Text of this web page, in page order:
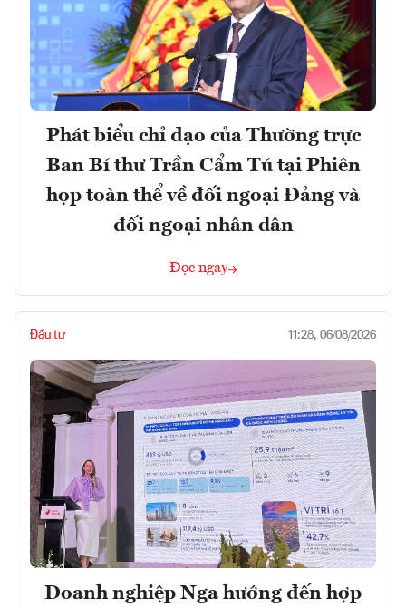
Phát biểu chỉ đạo của Thường trực
Ban Bí thư Trần Cẩm Tú tại Phiên
họp toàn thể về đối ngoại Đảng và
đối ngoại nhân dân
Đọc ngay
Đầu tư 11:28, 06/08/2026
Doanh nghiệp Nga hướng đến hợp